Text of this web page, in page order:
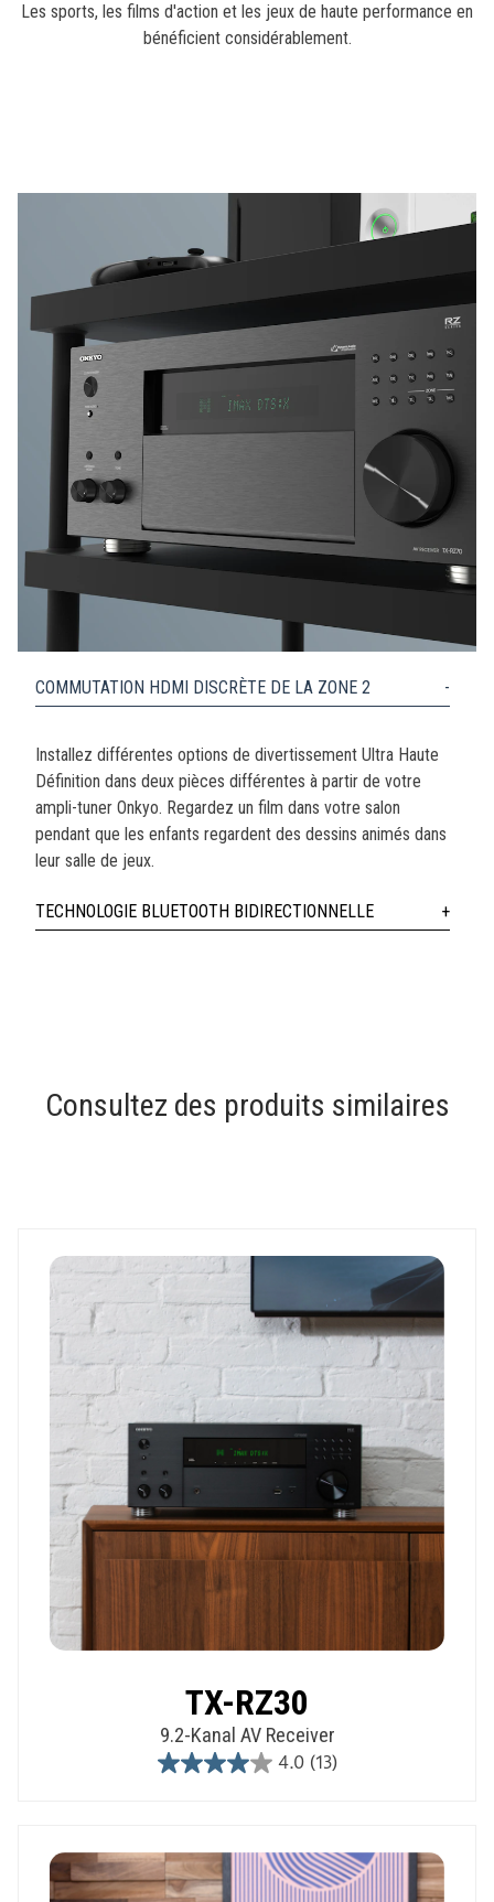
Les sports, les films d'action et les jeux de haute performance en
bénéficient considérablement.
COMMUTATION HDMI DISCRÈTE DE LA ZONE 2
Installez différentes options de divertissement Ultra Haute
Définition dans deux pièces différentes à partir de votre
ampli-tuner Onkyo. Regardez un film dans votre salon
pendant que les enfants regardent des dessins animés dans
leur salle de jeux.
TECHNOLOGIE BLUETOOTH BIDIRECTIONNELLE
Consultez des produits similaires
TX-RZ30
9.2-Kanal AV Receiver
4.0 (13)
4.0
stars.